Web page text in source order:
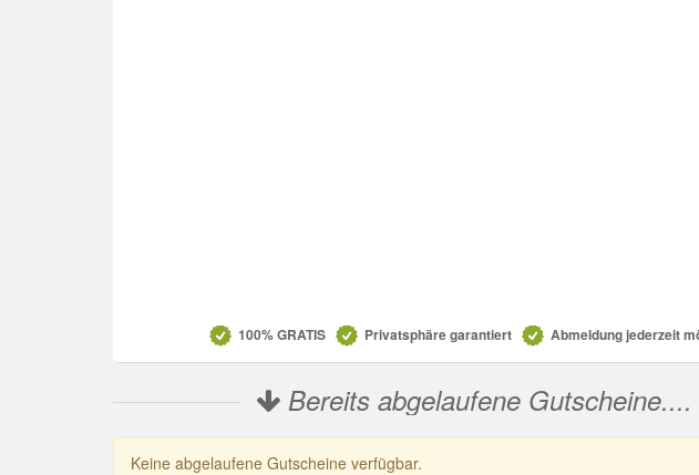
100% GRATIS Privatsphäre garantiert Abmeldung jederzeit
Bereits abgelaufene Gutscheine....
Keine abgelaufene Gutscheine verfügbar.